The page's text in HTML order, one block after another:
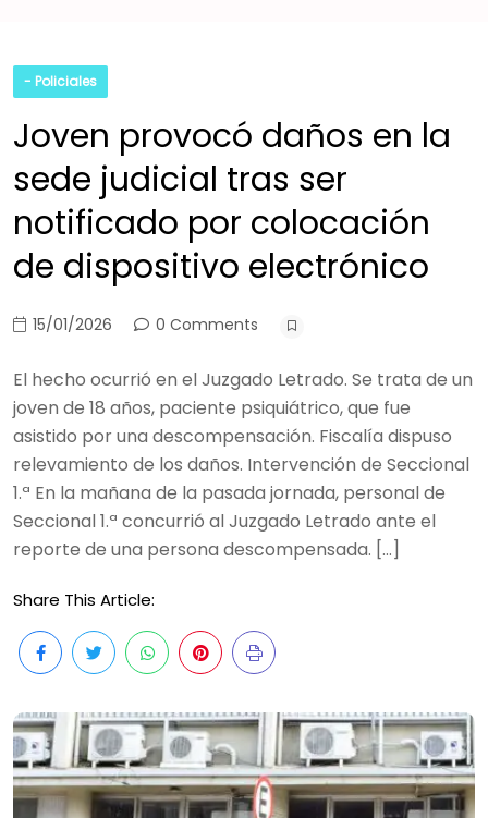
- Policiales
Joven provocó daños en la
sede judicial tras ser
notificado por colocación
de dispositivo electrónico
15/01/2026 0 Comments
El hecho ocurrió en el Juzgado Letrado. Se trata de un
joven de 18 años, paciente psiquiátrico, que fue
asistido por una descompensación. Fiscalía dispuso
relevamiento de los daños. Intervención de Seccional
1.ª En la mañana de la pasada jornada, personal de
Seccional 1.ª concurrió al Juzgado Letrado ante el
reporte de una persona descompensada. […]
Share This Article: